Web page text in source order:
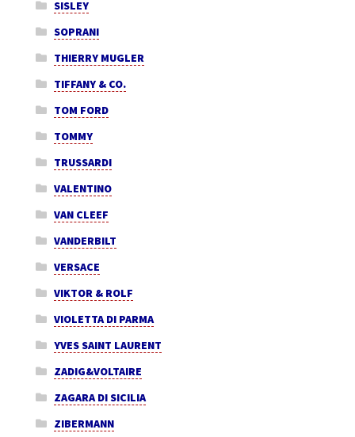
SISLEY
SOPRANI
THIERRY MUGLER
TIFFANY & CO.
TOM FORD
TOMMY
TRUSSARDI
VALENTINO
VAN CLEEF
VANDERBILT
VERSACE
VIKTOR & ROLF
VIOLETTA DI PARMA
YVES SAINT LAURENT
ZADIG&VOLTAIRE
ZAGARA DI SICILIA
ZIBERMANN